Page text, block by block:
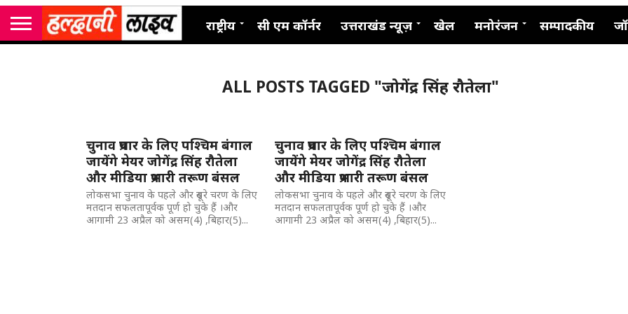
राष्ट्रीय सी एम कॉर्नर उत्तराखंड न्यूज़ खेल मनोरंजन सम्पादकीय
ALL POSTS TAGGED "जोगेंद्र सिंह रौतेला"
चुनाव प्रचार के लिए पश्चिम बंगाल
जायेंगे मेयर जोगेंद्र सिंह रौतेला
और मीडिया प्रभारी तरूण बंसल
लोकसभा चुनाव के पहले और दूसरे चरण के लिए
मतदान सफलतापूर्वक पूर्ण हो चुके हैं ।और
आगामी 23 अप्रैल को असम(4) ,बिहार(5)...
चुनाव प्रचार के लिए पश्चिम बंगाल
जायेंगे मेयर जोगेंद्र सिंह रौतेला
और मीडिया प्रभारी तरूण बंसल
लोकसभा चुनाव के पहले और दूसरे चरण के लिए
मतदान सफलतापूर्वक पूर्ण हो चुके हैं ।और
आगामी 23 अप्रैल को असम(4) ,बिहार(5)...